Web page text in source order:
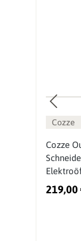
Cozze
Cozze
219,00